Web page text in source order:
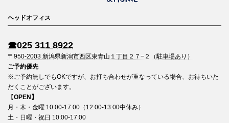
ヘッドオフィス
☎︎025 311 8922
〒950-2003 新潟県新潟市西区東青山１丁目２７−２（駐車場あり）
ご予約優先
※ご予約無しでもOKですが、お打ち合わせが重なっている場合、お待ちいた
だくことがございます。
【OPEN】
月・木・金曜 10:00-17:00（12:00-13:00中休み）
土・日曜・祝日 10:00-17:00